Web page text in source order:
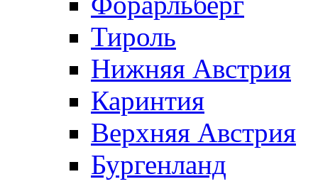
Тироль
Нижняя Австрия
Каринтия
Верхняя Австрия
Бургенланд